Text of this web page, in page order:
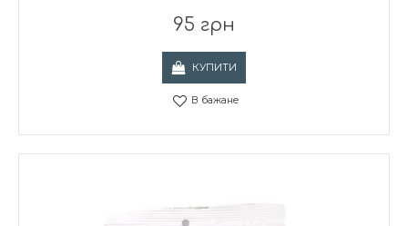
95 грн
КУПИТИ
В бажане